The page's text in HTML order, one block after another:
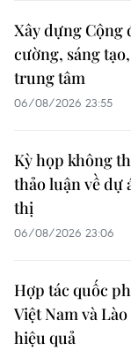
Xây dựng Cộng
cường, sáng
trung tâm
06/08/2026 23:55
Kỳ họp không
thảo luận về dự
thị
06/08/2026 23:06
Hợp tác quốc
Việt Nam và
hiệu quả